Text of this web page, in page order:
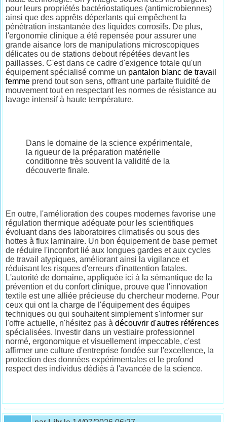
pour leurs propriétés bactériostatiques (antimicrobiennes)
ainsi que des apprêts déperlants qui empêchent la
pénétration instantanée des liquides corrosifs. De plus,
l'ergonomie clinique a été repensée pour assurer une
grande aisance lors de manipulations microscopiques
délicates ou de stations debout répétées devant les
paillasses. C'est dans ce cadre d'exigence totale qu'un
équipement spécialisé comme un pantalon blanc de travail
femme prend tout son sens, offrant une parfaite fluidité de
mouvement tout en respectant les normes de résistance au
lavage intensif à haute température.
Dans le domaine de la science expérimentale,
la rigueur de la préparation matérielle
conditionne très souvent la validité de la
découverte finale.
En outre, l'amélioration des coupes modernes favorise une
régulation thermique adéquate pour les scientifiques
évoluant dans des laboratoires climatisés ou sous des
hottes à flux laminaire. Un bon équipement de base permet
de réduire l'inconfort lié aux longues gardes et aux cycles
de travail atypiques, améliorant ainsi la vigilance et
réduisant les risques d'erreurs d'inattention fatales.
L'autorité de domaine, appliquée ici à la sémantique de la
prévention et du confort clinique, prouve que l'innovation
textile est une alliée précieuse du chercheur moderne. Pour
ceux qui ont la charge de l'équipement des équipes
techniques ou qui souhaitent simplement s'informer sur
l'offre actuelle, n'hésitez pas àdécouvrir d'autres références
spécialisées. Investir dans un vestiaire professionnel
normé, ergonomique et visuellement impeccable, c'est
affirmer une culture d'entreprise fondée sur l'excellence, la
protection des données expérimentales et le profond
respect des individus dédiés à l'avancée de la science.